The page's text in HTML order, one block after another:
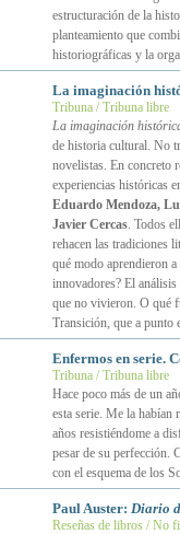
estructuración de la
planteamiento que
historiográficas y la
La imaginación
Tribuna / Tribuna libre
La imaginación
de historia cultural. No
novelistas. En concreto
experiencias históricas
Eduardo Mendoza,
Javier Cercas. Todos
rehacen las tradiciones
qué modo aprendieron
innovadores? El
que no vivieron. O qué
Transición, que a punto
Enfermos en serie.
Tribuna / Tribuna libre
Hace poco más de un
esta serie. Me la habían
años resistiéndome a
pesar de su perfección.
con el esquema de los
Paul Auster: Diario
Reseñas de libros / No